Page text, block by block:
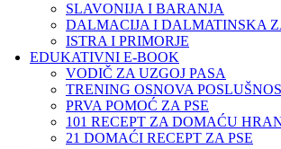
SLAVONIJA I BARANJA
DALMACIJA I DALMATINSKA
ISTRA I PRIMORJE
EDUKATIVNI E-BOOK
VODIČ ZA UZGOJ PASA
TRENING OSNOVA
PRVA POMOĆ ZA PSE
101 RECEPT ZA DOMAĆU
21 DOMAĆI RECEPT ZA PSE